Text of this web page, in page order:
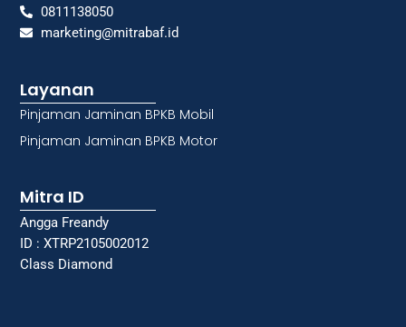
0811138050
marketing@mitrabaf.id
Layanan
Pinjaman Jaminan BPKB Mobil
Pinjaman Jaminan BPKB Motor
Mitra ID
Angga Freandy
ID : XTRP2105002012
Class Diamond